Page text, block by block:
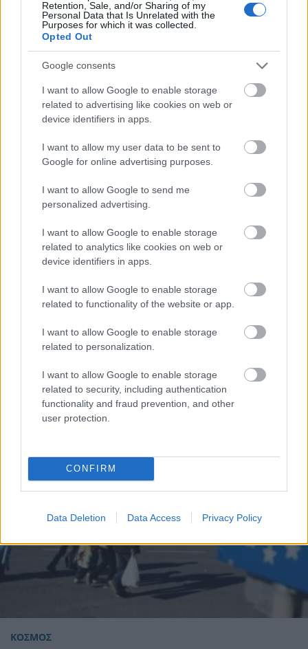
Retention, Sale, and/or Sharing of my
Personal Data that Is Unrelated with the
Purposes for which it was collected.
Opted Out
Google consents
I want to allow Google to enable storage
related to advertising like cookies on web or
device identifiers in apps.
I want to allow my user data to be sent to
Google for online advertising purposes.
I want to allow Google to send me
personalized advertising.
I want to allow Google to enable storage
related to analytics like cookies on web or
device identifiers in apps.
I want to allow Google to enable storage
related to functionality of the website or app.
I want to allow Google to enable storage
related to personalization.
I want to allow Google to enable storage
related to security, including authentication
functionality and fraud prevention, and other
user protection.
CONFIRM
Data Deletion Data Access Privacy Policy
ΚΟΣΜΟΣ
ΕΚ: Σε ψηφοφορία το νομοθετικό πακέτο για τη
μεταρρύθμιση της ευρωπαϊκής πολιτικής
μετανάστευσης και ασύλου
Συνάντηση Σακελλαροπούλου – Σχοινά: Στο
επίκεντρο το Νέο Σύμφωνο για τη
Μετανάστευση και το Άσυλο
ΚΟΣΜΟΣ